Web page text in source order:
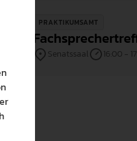
PRAKTIKUMSAMT
Senatssaal 16:00 -